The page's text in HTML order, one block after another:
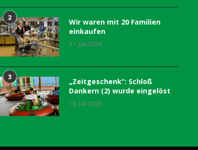
2
Wir waren mit 20 Familien
einkaufen
31. Juli 2026
3
„Zeitgeschenk“: Schloß
Dankern (2) wurde eingelöst
18. Juli 2026